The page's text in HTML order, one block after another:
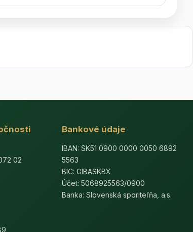
02
Bankové údaje
IBAN: SK51 0900 0000 0050 6892
5563
BIC: GIBASKBX
Účet: 5068925563/0900
Banka: Slovenská sporiteľňa, a.s.